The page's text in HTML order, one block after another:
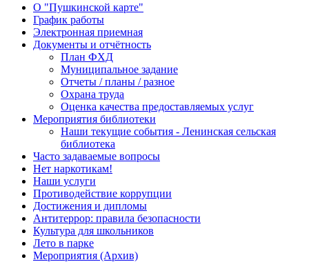
О "Пушкинской карте"
График работы
Электронная приемная
Документы и отчётность
План ФХД
Муниципальное задание
Отчеты / планы / разное
Охрана труда
Оценка качества предоставляемых услуг
Мероприятия библиотеки
Наши текущие события - Ленинская сельская
библиотека
Часто задаваемые вопросы
Нет наркотикам!
Наши услуги
Противодействие коррупции
Достижения и дипломы
Антитеррор: правила безопасности
Культура для школьников
Лето в парке
Мероприятия (Архив)